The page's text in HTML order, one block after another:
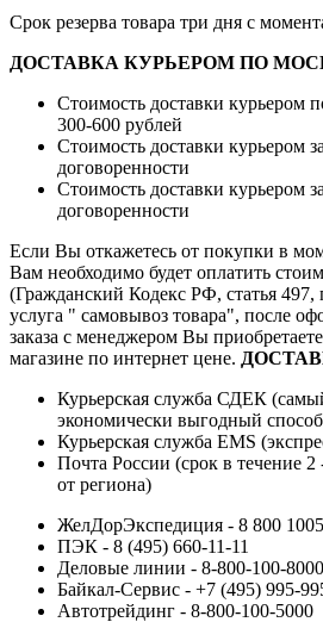
Срок резерва товара три дня с
ДОСТАВКА КУРЬЕРОМ ПО
Стоимость доставки курьером
300-600 рублей
Стоимость доставки
договоренности
Стоимость доставки
договоренности
Если Вы откажетесь от покупки в
Вам необходимо будет оплатить
(Гражданский Кодекс РФ, статья 497,
услуга " самовывоз товара", после
заказа с менеджером Вы
магазине по интернет цене.
Курьерская служба СДЕК
экономически выгодный
Курьерская служба EMS
Почта России (срок в течение
от региона)
ЖелДорЭкспедиция - 8 800
ПЭК - 8 (495) 660-11-11
Деловые линии - 8-800-100-8000
Байкал-Сервис - +7 (495) 995-
Автотрейдинг - 8-800-100-5000